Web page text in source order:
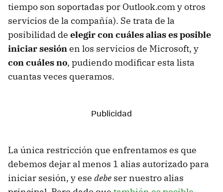
tiempo son soportadas por Outlook.com y otros
servicios de la compañía). Se trata de la
posibilidad de elegir con cuáles alias es posible
iniciar sesiónen los servicios de Microsoft, y
con cuáles no, pudiendo modificar esta lista
cuantas veces queramos.
La única restricción que enfrentamos es que
debemos dejar al menos 1 alias autorizado para
iniciar sesión, y ese debe ser nuestro alias